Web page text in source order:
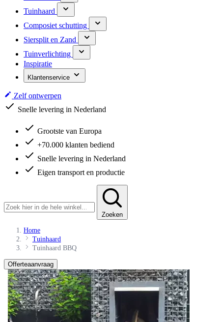
Tuinhaard
Composiet schutting
Siersplit en Zand
Tuinverlichting
Inspiratie
Klantenservice
Zelf ontwerpen
Snelle levering in Nederland
Grootste van Europa
+70.000 klanten bediend
Snelle levering in Nederland
Eigen transport en productie
Zoeken
Home
Tuinhaard
Tuinhaard BBQ
Offerteaanvraag